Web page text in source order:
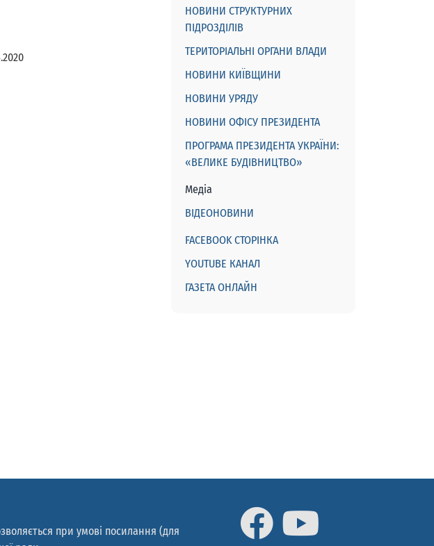
НОВИНИ СТРУКТУРНИХ
ПІДРОЗДІЛІВ
ТЕРИТОРІАЛЬНІ ОРГАНИ ВЛАДИ
НОВИНИ КИЇВЩИНИ
НОВИНИ УРЯДУ
НОВИНИ ОФІСУ ПРЕЗИДЕНТА
ПРОГРАМА ПРЕЗИДЕНТА УКРАЇНИ:
«ВЕЛИКЕ БУДІВНИЦТВО»
Медіа
ВІДЕОНОВИНИ
FACEBOOK СТОРІНКА
YOUTUBE КАНАЛ
ГАЗЕТА ОНЛАЙН
при умові посилання (для